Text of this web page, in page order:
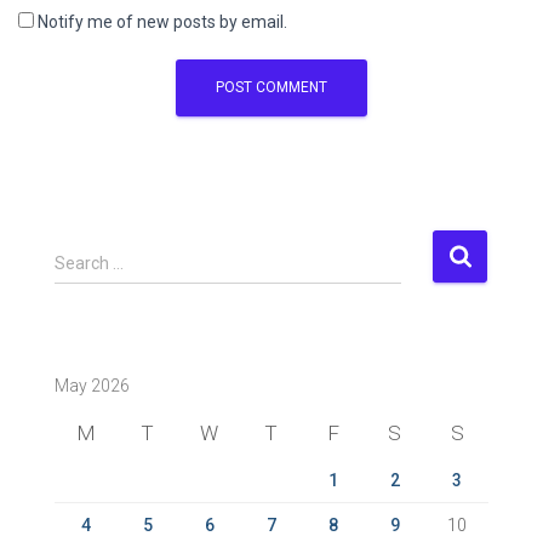
Notify me of new posts by email.
S
e
h
Search …
May 2026
M T W T F S S
1 2 3
4 5 6 7 8 9 10